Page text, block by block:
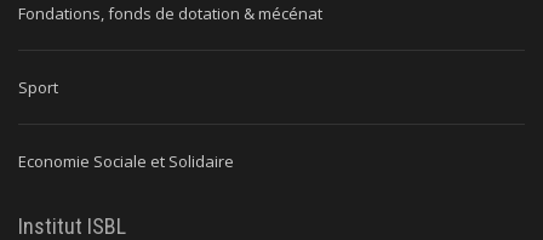
Fondations, fonds de dotation & mécénat
Sport
Economie Sociale et Solidaire
Institut ISBL